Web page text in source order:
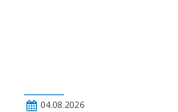
04.08.2026